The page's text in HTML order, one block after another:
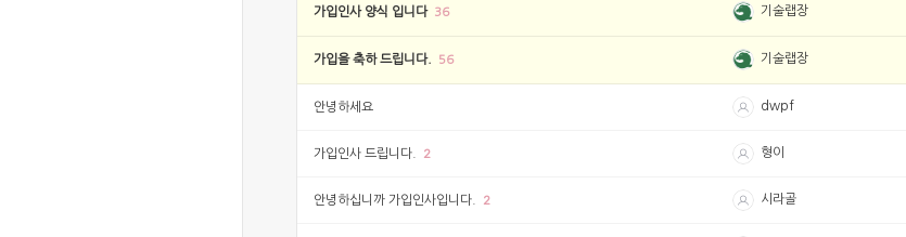
가입인사 양식 입니다 36 기술랩장
가입을 축하 드립니다. 56 기술랩장
안녕하세요 dwpf
가입인사 드립니다. 2 형이
안녕하십니까 가입인사입니다. 2 시라골